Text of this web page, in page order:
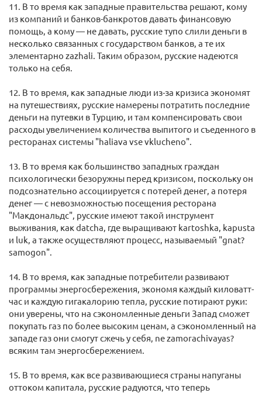
11. В то время как западные правительства решают, кому
из компаний и банков-банкротов давать финансовую
помощь, а кому — не давать, русские тупо слили деньги в
несколько связанных с государством банков, а те их
элементарно zazhali. Таким образом, русские надеются
только на себя.
12. В то время, как западные люди из-за кризиса экономят
на путешествиях, русские намерены потратить последние
деньги на путевки в Турцию, и там компенсировать свои
расходы увеличением количества выпитого и съеденного в
ресторанах системы "haliava vse vklucheno".
13. В то время как большинство западных граждан
психологически безоружны перед кризисом, поскольку он
подсознательно ассоциируется с потерей денег, а потеря
денег — с невозможностью посещения ресторана
"Макдональдс", русские имеют такой инструмент
выживания, как datcha, где выращивают kartoshka, kapusta
и luk, а также осуществляют процесс, называемый "gnat?
samogon".
14. В то время, как западные потребители развивают
программы энергосбережения, экономя каждый киловатт-
час и каждую гигакалорию тепла, русские потирают руки:
они уверены, что на сэкономленные деньги Запад сможет
покупать газ по более высоким ценам, а сэкономленный на
западе газ они смогут сжечь у себя, ne zamorachivayas?
всяким там энергосбережением.
15. В то время, как все развивающиеся страны напуганы
оттоком капитала, русские радуются, что теперь